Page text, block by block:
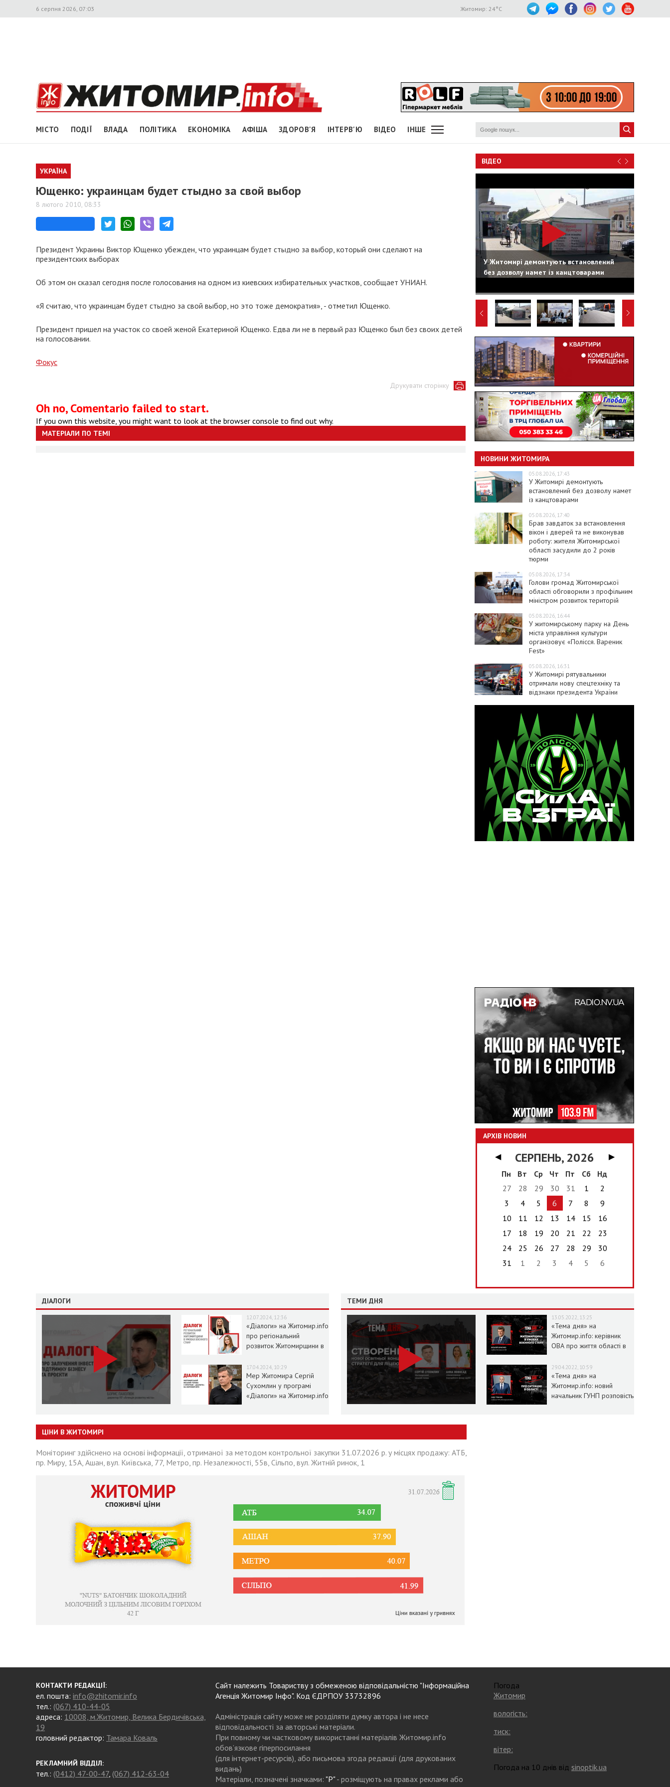
6 серпня 2026, 07:03 Житомир: 24°C
МІСТО ПОДІЇ ВЛАДА ПОЛІТИКА ЕКОНОМІКА АФІША ЗДОРОВ'Я ІНТЕРВ'Ю ВІДЕО ІНШЕ
УКРАЇНА
Ющенко: украинцам будет стыдно за свой выбор
8 лютого 2010, 08:33
Президент Украины Виктор Ющенко убежден, что украинцам будет стыдно за выбор, который они сделают на
президентских выборах
Об этом он сказал сегодня после голосования на одном из киевских избирательных участков, сообщает УНИАН.
«Я считаю, что украинцам будет стыдно за свой выбор, но это тоже демократия», - отметил Ющенко.
Президент пришел на участок со своей женой Екатериной Ющенко. Едва ли не в первый раз Ющенко был без своих детей
на голосовании.
Фокус
Друкувати сторінку
Oh no, Comentario failed to start.
If you own this website, you might want to look at the browser console to find out why.
МАТЕРІАЛИ ПО ТЕМІ
ВІДЕО
У Житомирі демонтують встановлений
без дозволу намет із канцтоварами
НОВИНИ ЖИТОМИРА
05.08.2026, 17:43
У Житомирі демонтують
встановлений без дозволу намет
із канцтоварами
05.08.2026, 17:40
Брав завдаток за встановлення
вікон і дверей та не виконував
роботу: жителя Житомирської
області засудили до 2 років
тюрми
05.08.2026, 17:34
Голови громад Житомирської
області обговорили з профільним
міністром розвиток територій
05.08.2026, 16:44
У житомирському парку на День
міста управління культури
організовує «Полісся. Вареник
Fest»
05.08.2026, 16:31
У Житомирі рятувальники
отримали нову спецтехніку та
відзнаки президента України
АРХІВ НОВИН
◀ СЕРПЕНЬ, 2026
▶
Пн
Вт Ср Чт Пт Сб
Нд
27
28 29 30 31 1
2
3
4 5 6 7 8
9
10
11 12 13 14 15
16
17
18 19 20 21 22
23
24
25 26 27 28 29
30
31
1 2 3 4 5 6
ДІАЛОГИ
12.07.2024, 12:36
«Діалоги» на Житомир.info
про регіональний
розвиток Житомирщини в
17.04.2024, 10:29
Мер Житомира Сергій
Сухомлин у програмі
«Діалоги» на Житомир.info
ТЕМИ ДНЯ
13.05.2022, 13:25
«Тема дня» на
Житомир.info: керівник
ОВА про життя області в
29.04.2022, 10:59
«Тема дня» на
Житомир.info: новий
начальник ГУНП розповість
ЦІНИ В ЖИТОМИРІ
Моніторинг здійснено на основі інформації, отриманої за методом контрольної закупки 31.07.2026 р. у місцях продажу: АТБ,
пр. Миру, 15А, Ашан, вул. Київська, 77, Метро, пр. Незалежності, 55в, Сільпо, вул. Житній ринок, 1
КОНТАКТИ РЕДАКЦІЇ:
ел. пошта: info@zhitomir.info
тел.: (067) 410-44-05
адреса: 10008, м.Житомир, Велика Бердичівська,
19
головний редактор: Тамара Коваль
РЕКЛАМНИЙ ВІДДІЛ:
тел.: (0412) 47-00-47, (067) 412-63-04
Сайт належить Товариству з обмеженою відповідальністю "Інформаційна
Агенція Житомир Інфо". Код ЄДРПОУ 33732896
Адміністрація сайту може не розділяти думку автора і не несе
відповідальності за авторські матеріали.
При повному чи частковому використанні матеріалів Житомир.info
обов’язкове гіперпосилання
(для інтернет-ресурсів), або письмова згода редакції (для друкованих
видань)
Матеріали, позначені значками: "Р"- розміщують на правах реклами або
Погода
Житомир
вологість:
тиск:
вітер:
Погода на 10 днів від sinoptik.ua